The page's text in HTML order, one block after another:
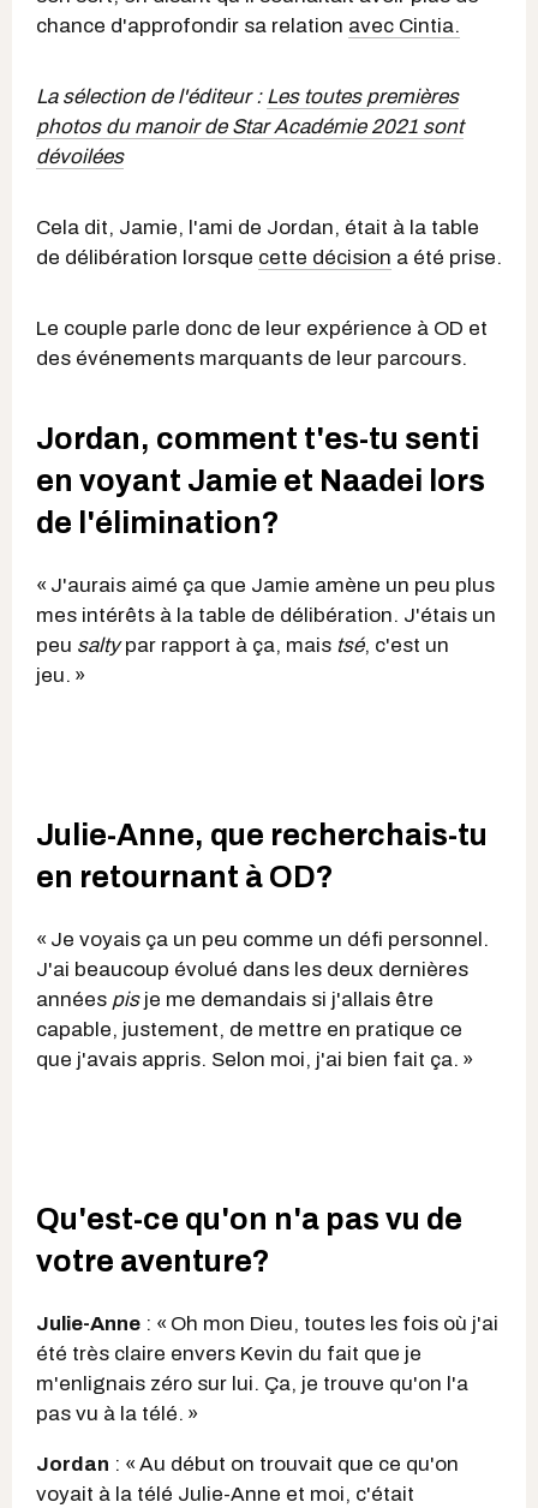
chance d'approfondir sa relation avec Cintia.
La sélection de l'éditeur : Les toutes premières
photos du manoir de Star Académie 2021 sont
dévoilées
Cela dit, Jamie, l'ami de Jordan, était à la table
de délibération lorsque cette décision a été prise.
Le couple parle donc de leur expérience à OD et
des événements marquants de leur parcours.
Jordan, comment t'es-tu senti
en voyant Jamie et Naadei lors
de l'élimination?
« J'aurais aimé ça que Jamie amène un peu plus
mes intérêts à la table de délibération. J'étais un
peu saltypar rapport à ça, mais tsé, c'est un
jeu. »
Julie-Anne, que recherchais-tu
en retournant à OD?
« Je voyais ça un peu comme un défi personnel.
J'ai beaucoup évolué dans les deux dernières
années pisje me demandais si j'allais être
capable, justement, de mettre en pratique ce
que j'avais appris. Selon moi, j'ai bien fait ça. »
Qu'est-ce qu'on n'a pas vu de
votre aventure?
Julie-Anne : « Oh mon Dieu, toutes les fois où j'ai
été très claire envers Kevin du fait que je
m'enlignais zéro sur lui. Ça, je trouve qu'on l'a
pas vu à la télé. »
Jordan : « Au début on trouvait que ce qu'on
voyait à la télé Julie-Anne et moi, c'était